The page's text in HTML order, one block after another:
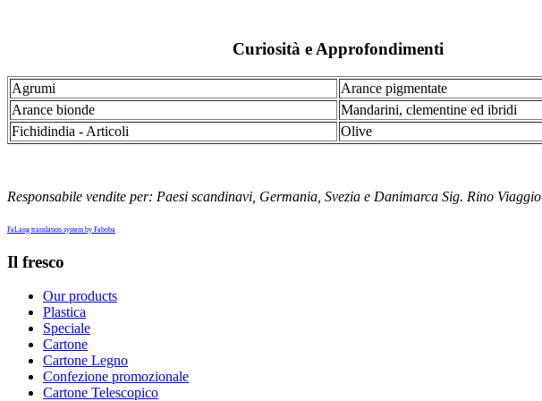
Curiosità e Approfondimenti
Agrumi
Arance pigmentate
Arance bionde
Mandarini, clementine ed ibridi
Fichidindia - Articoli
Olive
Responsabile vendite per: Paesi scandinavi, Germania, Svezia e Danimarca Sig. Rino Viaggio
FaLang translation system by Faboba
Il fresco
Our products
Plastica
Speciale
Cartone
Cartone Legno
Confezione promozionale
Cartone Telescopico